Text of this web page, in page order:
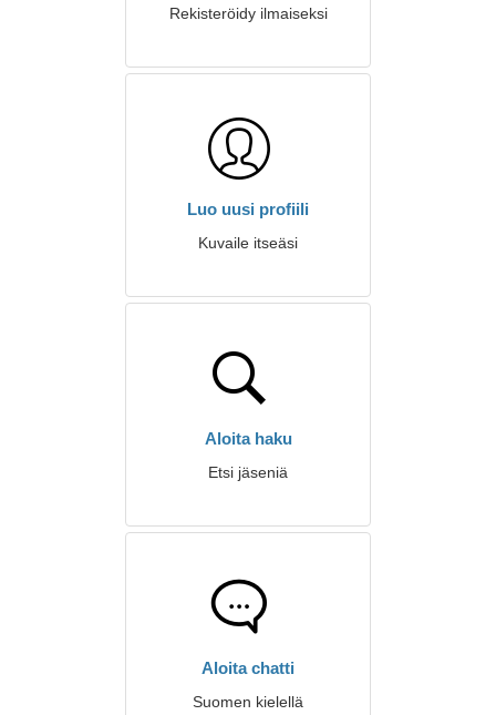
Rekisteröidy ilmaiseksi
Luo uusi profiili
Kuvaile itseäsi
Aloita haku
Etsi jäseniä
Aloita chatti
Suomen kielellä